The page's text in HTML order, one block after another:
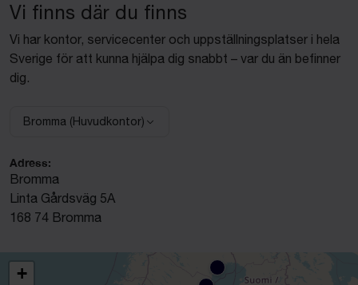
Vi finns där du finns
Vi har kontor, servicecenter och uppställningsplatser i hela
Sverige för att kunna hjälpa dig snabbt – var du än befinner
dig.
Välj anläggning:
Bromma (Huvudkontor)
Adress:
Bromma
Linta Gårdsväg 5A
168 74 Bromma
+